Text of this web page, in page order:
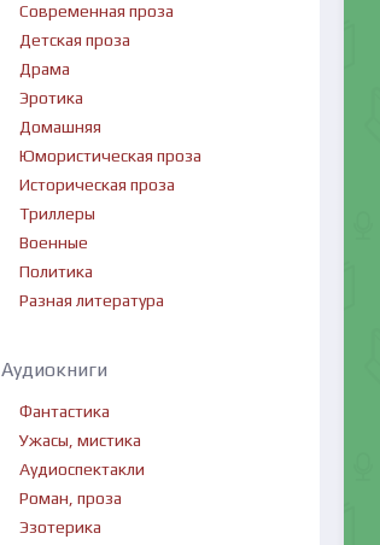
Современная проза
Детская проза
Драма
Эротика
Домашняя
Юмористическая проза
Историческая проза
Триллеры
Военные
Политика
Разная литература
Аудиокниги
Фантастика
Ужасы, мистика
Аудиоспектакли
Роман, проза
Эзотерика